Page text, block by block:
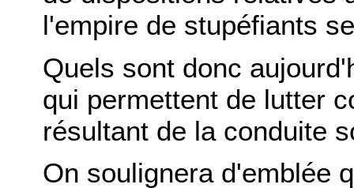
l'empire de stupéfiants
Quels sont donc
qui permettent de lutter
résultant de la conduite
On soulignera d'emblée